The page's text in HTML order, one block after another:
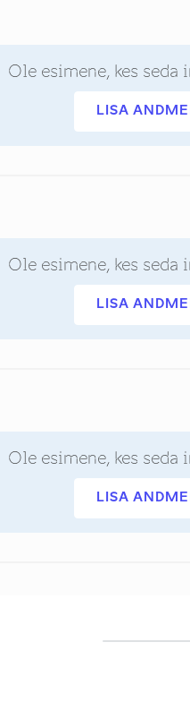
Ole esimene, kes seda
LISA
Ole esimene, kes seda
LISA
Ole esimene, kes seda
LISA